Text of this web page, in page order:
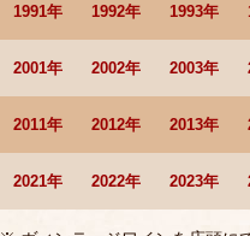
1991年 1992年 1993年
2001年 2002年 2003年
2011年 2012年 2013年
2021年 2022年 2023年